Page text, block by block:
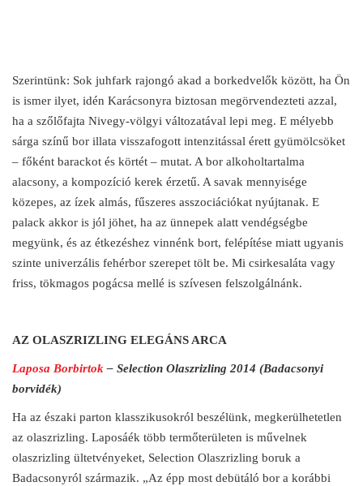
Szerintünk: Sok juhfark rajongó akad a borkedvelők között, ha Ön
is ismer ilyet, idén Karácsonyra biztosan megörvendezteti azzal,
ha a szőlőfajta Nivegy-völgyi változatával lepi meg. E mélyebb
sárga színű bor illata visszafogott intenzitással érett gyümölcsöket
– főként barackot és körtét – mutat. A bor alkoholtartalma
alacsony, a kompozíció kerek érzetű. A savak mennyisége
közepes, az ízek almás, fűszeres asszociációkat nyújtanak. E
palack akkor is jól jöhet, ha az ünnepek alatt vendégségbe
megyünk, és az étkezéshez vinnénk bort, felépítése miatt ugyanis
szinte univerzális fehérbor szerepet tölt be. Mi csirkesaláta vagy
friss, tökmagos pogácsa mellé is szívesen felszolgálnánk.
AZ OLASZRIZLING ELEGÁNS ARCA
Laposa Borbirtok– Selection Olaszrizling 2014 (Badacsonyi
borvidék)
Ha az északi parton klasszikusokról beszélünk, megkerülhetetlen
az olaszrizling. Laposáék több termőterületen is művelnek
olaszrizling ültetvényeket, Selection Olaszrizling boruk a
Badacsonyról származik. „Az épp most debütáló bor a korábbi